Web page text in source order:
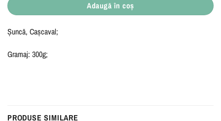
Adaugă în coș
Șuncă, Cașcaval;
Gramaj: 300g;
PRODUSE SIMILARE